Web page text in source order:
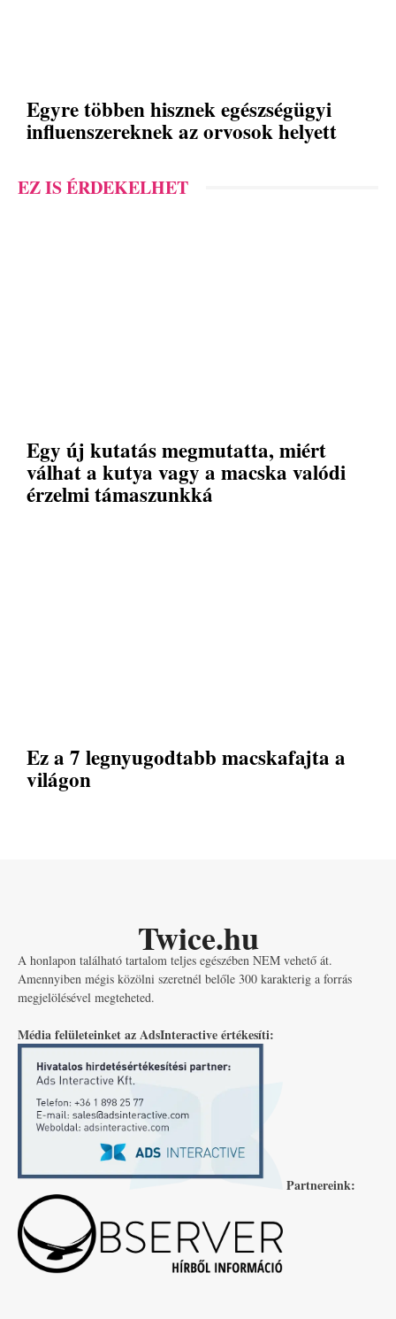
Egyre többen hisznek egészségügyi
influenszereknek az orvosok helyett
EZ IS ÉRDEKELHET
Egy új kutatás megmutatta, miért
válhat a kutya vagy a macska valódi
érzelmi támaszunkká
Ez a 7 legnyugodtabb macskafajta a
világon
Twice.hu
A honlapon található tartalom teljes egészében NEM vehető át.
Amennyiben mégis közölni szeretnél belőle 300 karakterig a forrás
megjelölésével megteheted.
Média felületeinket az AdsInteractive értékesíti:
Partnereink: